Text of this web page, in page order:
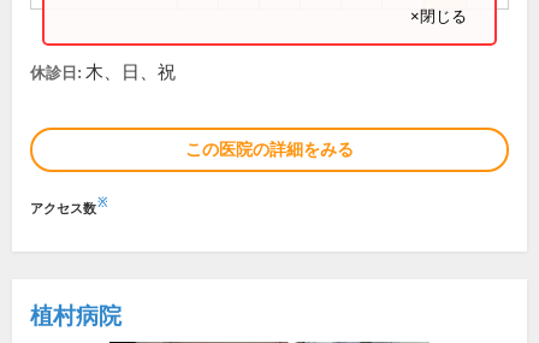
×閉じる
休診日: 木、日、祝
この医院の詳細をみる
アクセス数※
植村病院